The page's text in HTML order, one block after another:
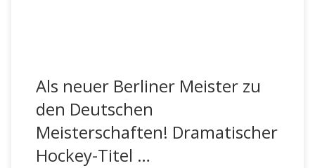
Als neuer Berliner Meister zu
den Deutschen
Meisterschaften! Dramatischer
Hockey-Titel …